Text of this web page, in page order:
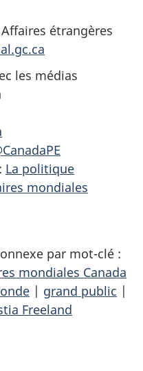
étrangères
les médias
La politique
mondiales
par mot-clé :
mondiales Canada
| grand public |
Freeland